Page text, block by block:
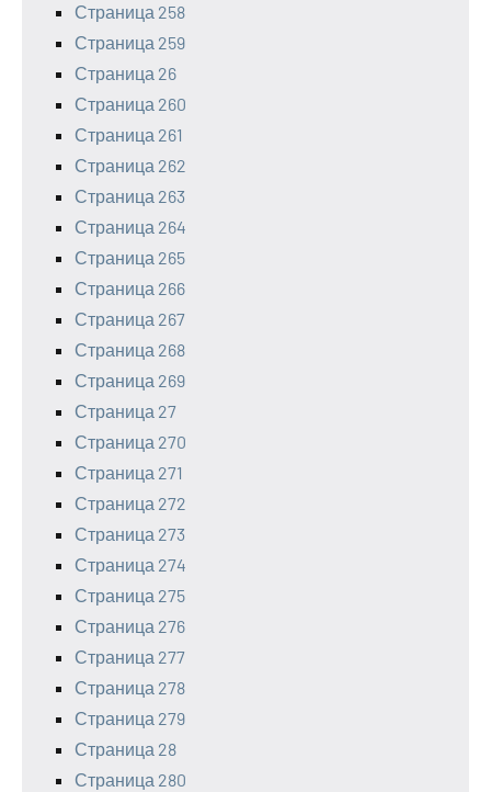
Страница 258
Страница 259
Страница 26
Страница 260
Страница 261
Страница 262
Страница 263
Страница 264
Страница 265
Страница 266
Страница 267
Страница 268
Страница 269
Страница 27
Страница 270
Страница 271
Страница 272
Страница 273
Страница 274
Страница 275
Страница 276
Страница 277
Страница 278
Страница 279
Страница 28
Страница 280